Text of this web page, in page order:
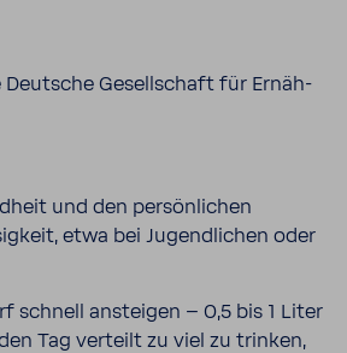
Deut­sche Gesell­schaft für Ernäh­
und den persön­li­chen
etwa bei Jugend­li­chen oder
schnell ansteigen – 0,5 bis 1 Liter
Tag verteilt zu viel zu trinken,